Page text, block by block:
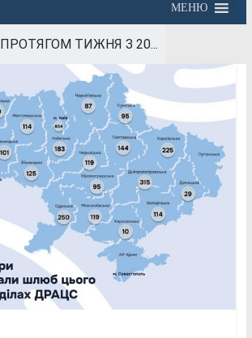
МЕНЮ
ПРОТЯГОМ ТИЖНЯ З 20...